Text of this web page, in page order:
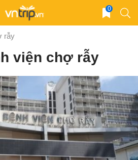
0
rẫy
viện chợ rẫy